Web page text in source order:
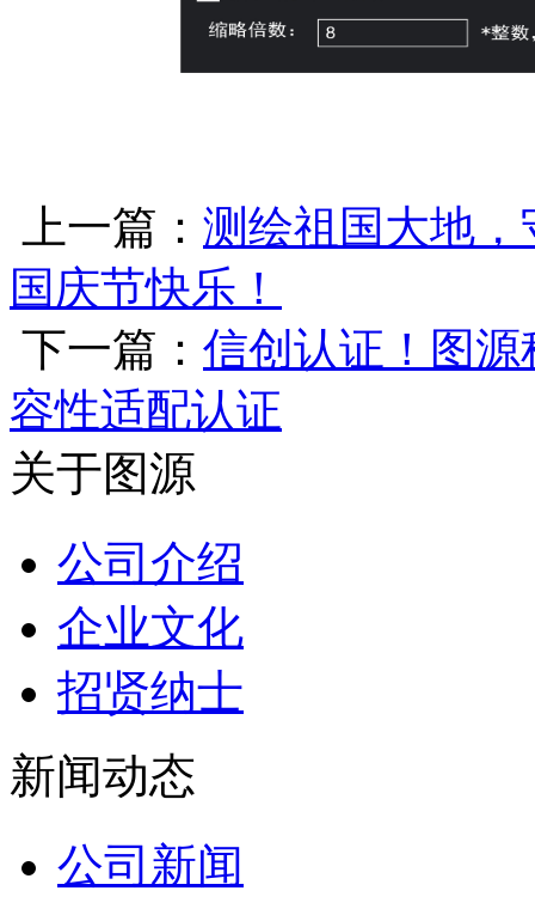
上一篇： 测绘祖国大地
国庆节快乐！
下一篇： 信创认证！图
容性适配认证
关于图源
公司介绍
企业文化
招贤纳士
新闻动态
公司新闻